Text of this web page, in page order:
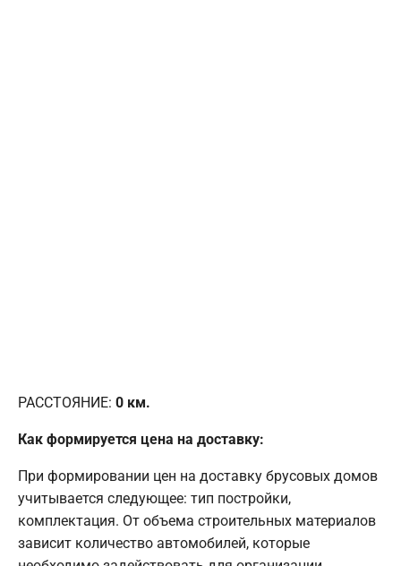
РАССТОЯНИЕ: 0 км.
Как формируется цена на доставку:
При формировании цен на доставку брусовых домов
учитывается следующее: тип постройки,
комплектация. От объема строительных материалов
зависит количество автомобилей, которые